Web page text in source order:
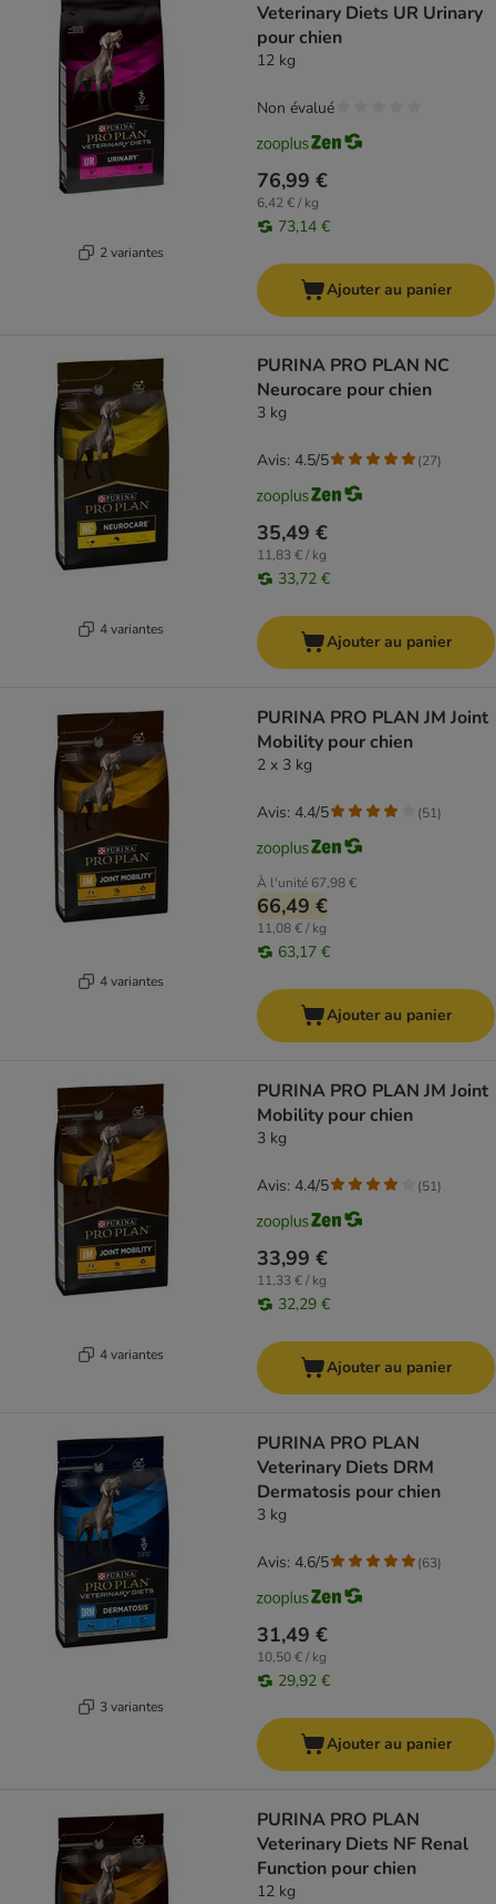
2 variantes
Veterinary Diets UR Urinary
pour chien
12 kg
76,99 €
6,42 € / kg
73,14 €
Non évalué
Ajouter au panier
4 variantes
PURINA PRO PLAN NC
Neurocare pour chien
3 kg
35,49 €
11,83 € / kg
33,72 €
Avis: 4.5/5 (27)
Ajouter au panier
4 variantes
PURINA PRO PLAN JM Joint
Mobility pour chien
2 x 3 kg
À l'unité 67,98 €
66,49 €
11,08 € / kg
63,17 €
Avis: 4.4/5 (51)
Ajouter au panier
4 variantes
PURINA PRO PLAN JM Joint
Mobility pour chien
3 kg
33,99 €
11,33 € / kg
32,29 €
Avis: 4.4/5 (51)
Ajouter au panier
3 variantes
PURINA PRO PLAN
Veterinary Diets DRM
Dermatosis pour chien
3 kg
31,49 €
10,50 € / kg
29,92 €
Avis: 4.6/5 (63)
Ajouter au panier
PURINA PRO PLAN
Veterinary Diets NF Renal
Function pour chien
12 kg